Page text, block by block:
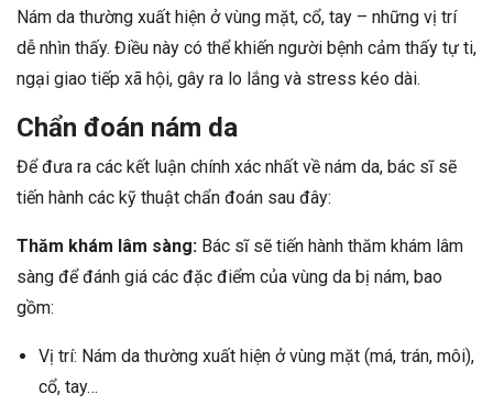
Nám da thường xuất hiện ở vùng mặt, cổ, tay – những vị trí
dễ nhìn thấy. Điều này có thể khiến người bệnh cảm thấy tự ti,
ngại giao tiếp xã hội, gây ra lo lắng và stress kéo dài.
Chẩn đoán nám da
Để đưa ra các kết luận chính xác nhất về nám da, bác sĩ sẽ
tiến hành các kỹ thuật chẩn đoán sau đây:
Thăm khám lâm sàng: Bác sĩ sẽ tiến hành thăm khám lâm
sàng để đánh giá các đặc điểm của vùng da bị nám, bao
gồm:
Vị trí: Nám da thường xuất hiện ở vùng mặt (má, trán, môi),
cổ, tay…